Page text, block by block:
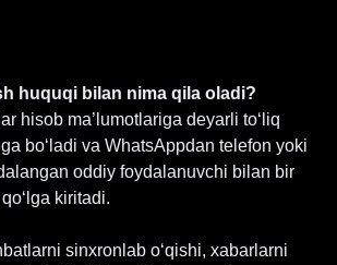
huquqi bilan nima qila oladi?
hisob ma’lumotlariga deyarli to‘liq
bo‘ladi va WhatsAppdan telefon yoki
oddiy foydalanuvchi bilan bir
kiritadi.
sinxronlab o‘qishi, xabarlarni